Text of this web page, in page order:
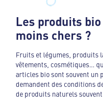
Les produits
moins chers ?
Fruits et légumes, produits
vêtements, cosmétiques…
articles bio sont souvent un
demandent des conditions
de produits naturels